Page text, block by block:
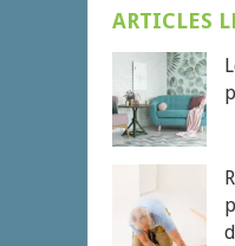
ARTICLES